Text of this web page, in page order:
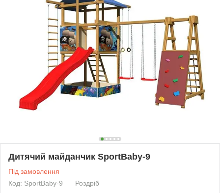
Дитячий майданчик SportBaby-9
Під замовлення
Код: SportBaby-9
Роздріб